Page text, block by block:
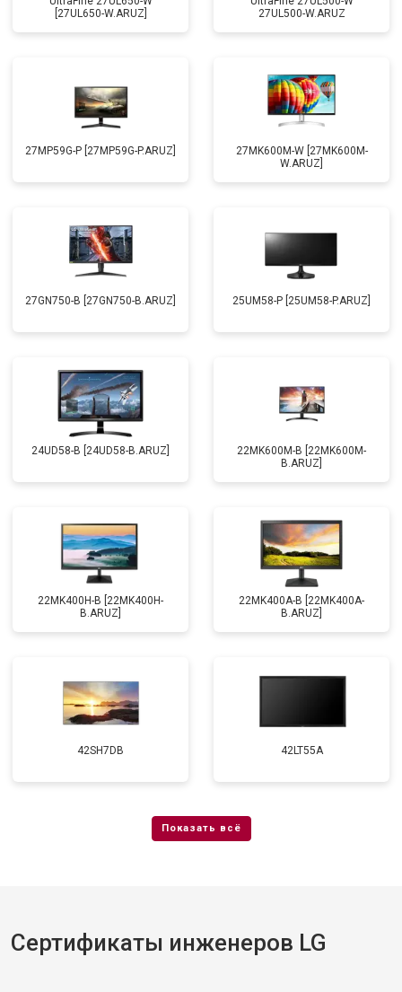
[27UL650-W.ARUZ]
27UL500-W.ARUZ
27MP59G-P [27MP59G-P.ARUZ]
27MK600M-W [27MK600M-
W.ARUZ]
27GN750-B [27GN750-B.ARUZ] 25UM58-P [25UM58-P.ARUZ]
24UD58-B [24UD58-B.ARUZ]
22MK600M-B [22MK600M-
B.ARUZ]
22MK400H-B [22MK400H-
B.ARUZ]
22MK400A-B [22MK400A-
B.ARUZ]
42SH7DB 42LT55A
Сертификаты инженеров LG